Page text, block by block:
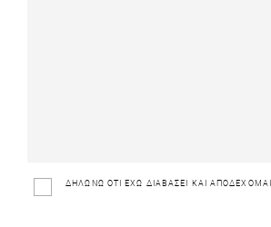
ΔΗΛΩΝΩ ΟΤΙ ΕΧΩ ΔΙΑΒΑΣΕΙ ΚΑΙ